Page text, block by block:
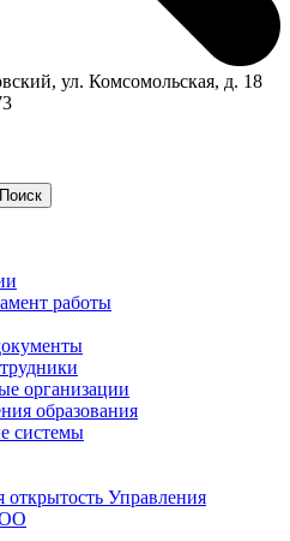
ул. Комсомольская, д. 18
Поиск
работы
организации
образования
системы
Управления